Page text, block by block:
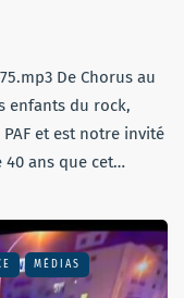
De Chorus au
enfants du rock,
et est notre invité
40 ans que cet…
MÉDIAS